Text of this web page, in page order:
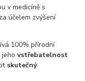
v medicíně s
účelem zvýšení
100% přírodní
jehovstřebatelnost
skutečný